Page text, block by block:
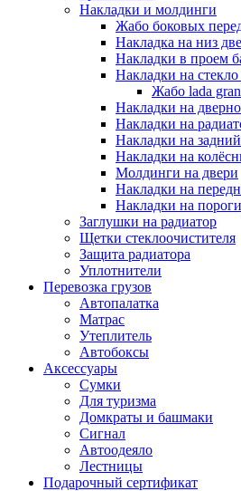
Накладки и молдинги
Жабо боковых
Накладка на низ
Накладки в проем
Накладки на
Жабо lada
Накладки на
Накладки на
Накладки на
Накладки на
Молдинги на двери
Накладки на
Накладки на пороги
Заглушки на радиатор
Щетки стеклоочистителя
Защита радиатора
Уплотнители
Перевозка грузов
Автопалатка
Матрас
Утеплитель
Автобоксы
Аксессуары
Сумки
Для туризма
Домкраты и башмаки
Сигнал
Автоодеяло
Лестницы
Подарочный сертификат